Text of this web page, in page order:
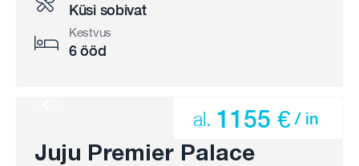
Küsi sobivat
Kestvus
6 ööd
Juju Premier Palace
al. 1155 € / in